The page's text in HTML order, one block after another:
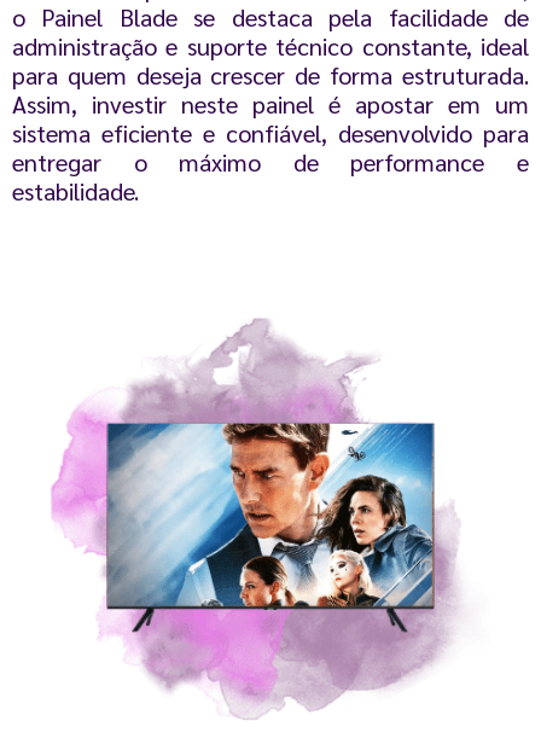
o Painel Blade se destaca pela facilidade de
administração e suporte técnico constante, ideal
para quem deseja crescer de forma estruturada.
Assim, investir neste painel é apostar em um
sistema eficiente e confiável, desenvolvido para
entregar o máximo de performance e
estabilidade.